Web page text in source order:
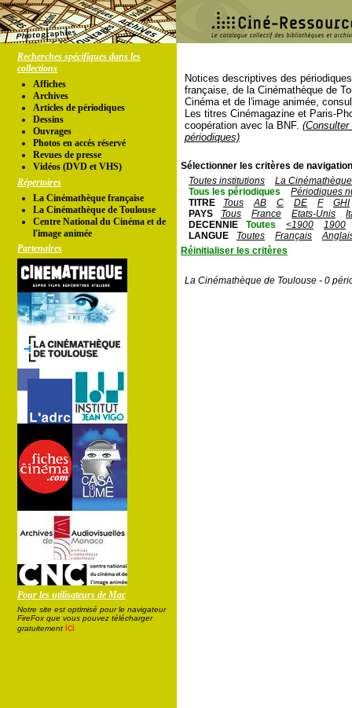
Recherches spécifiques dans les
collections
Affiches
Archives
Articles de périodiques
Dessins
Ouvrages
Photos en accés réservé
Revues de presse
Vidéos (DVD et VHS)
Répertoires
La Cinémathèque française
La Cinémathèque de Toulouse
Centre National du Cinéma et de
l'image animée
Partenaires
Pour les utilisateurs de Mac
Notre site est optimisé pour le navigateur
FireFox que vous pouvez télécharger
gratuitement ici
Notices descriptives des
française, de la Cinémathèque de
Cinéma et de l'image animée,
Les titres Cinémagazine et Paris-
coopération avec la BNF.
périodiques)
Sélectionner les critères de
Toutes institutions
La
Tous les périodiques
Périodiques
TITRE
Tous AB C DE F
GHI
PAYS
Tous France Etats-Unis
DECENNIE
Toutes <1900
1900
LANGUE
Toutes Français
Réinitialiser les critères
La Cinémathèque de Toulouse - 0